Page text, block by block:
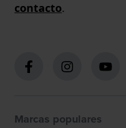
contacto.
Marcas populares